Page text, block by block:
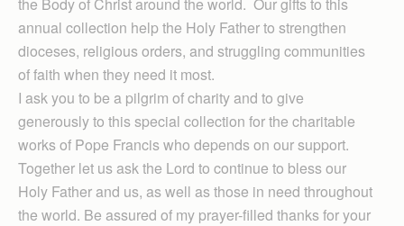
annual collection help the Holy Father to strengthen
dioceses, religious orders, and struggling communities
of faith when they need it most.
I ask you to be a pilgrim of charity and to give
generously to this special collection for the charitable
works of Pope Francis who depends on our support.
Together let us ask the Lord to continue to bless our
Holy Father and us, as well as those in need throughout
the world. Be assured of my prayer-filled thanks for your